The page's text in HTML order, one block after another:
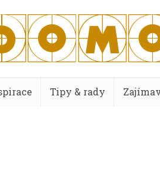
Tipy & rady